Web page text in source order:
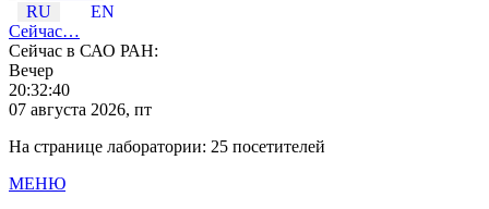
RU
EN
Сейчас…
Сейчас в САО РАН:
Вечер
20:32:40
07 августа 2026, пт
На странице лаборатории: 25 посетителей
МЕНЮ